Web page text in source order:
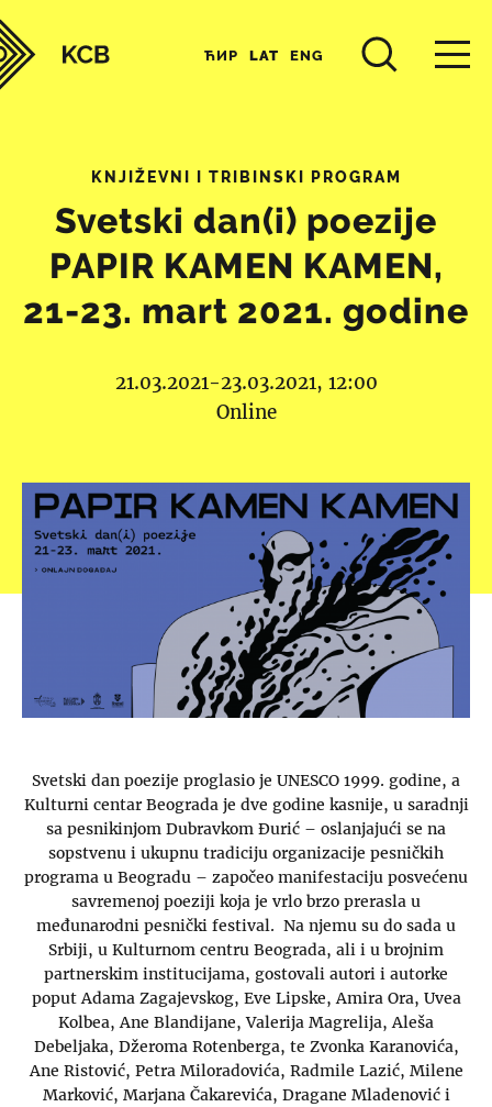
ЋИР LAT ENG
KNJIŽEVNI I TRIBINSKI PROGRAM
Svetski dan(i) poezije
PAPIR KAMEN KAMEN,
21-23. mart 2021. godine
21.03.2021-23.03.2021, 12:00
Online
Svetski dan poezije proglasio je UNESCO 1999. godine, a
Kulturni centar Beograda je dve godine kasnije, u saradnji
sa pesnikinjom Dubravkom Đurić – oslanjajući se na
sopstvenu i ukupnu tradiciju organizacije pesničkih
programa u Beogradu – započeo manifestaciju posvećenu
savremenoj poeziji koja je vrlo brzo prerasla u
međunarodni pesnički festival. Na njemu su do sada u
Srbiji, u Kulturnom centru Beograda, ali i u brojnim
partnerskim institucijama, gostovali autori i autorke
poput Adama Zagajevskog, Eve Lipske, Amira Ora, Uvea
Kolbea, Ane Blandijane, Valerija Magrelija, Aleša
Debeljaka, Džeroma Rotenberga, te Zvonka Karanovića,
Ane Ristović, Petra Miloradovića, Radmile Lazić, Milene
Marković, Marjana Čakarevića, Dragane Mladenović i